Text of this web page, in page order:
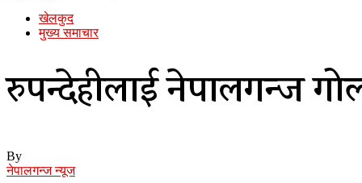
खेलकुद
मुख्य समाचार
रुपन्देहीलाई नेपालगन्ज
By
नेपालगन्ज न्यूज